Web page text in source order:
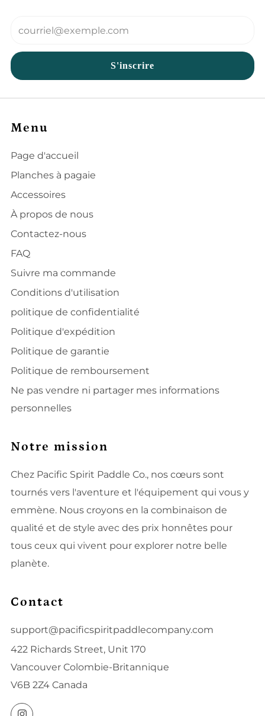
S'inscrire
Menu
Page d'accueil
Planches à pagaie
Accessoires
À propos de nous
Contactez-nous
FAQ
Suivre ma commande
Conditions d'utilisation
politique de confidentialité
Politique d'expédition
Politique de garantie
Politique de remboursement
Ne pas vendre ni partager mes informations
personnelles
Notre mission
Chez Pacific Spirit Paddle Co., nos cœurs sont
tournés vers l'aventure et l'équipement qui vous y
emmène. Nous croyons en la combinaison de
qualité et de style avec des prix honnêtes pour
tous ceux qui vivent pour explorer notre belle
planète.
Contact
support@pacificspiritpaddlecompany.com
422 Richards Street, Unit 170
Vancouver Colombie-Britannique
V6B 2Z4 Canada
Instagram